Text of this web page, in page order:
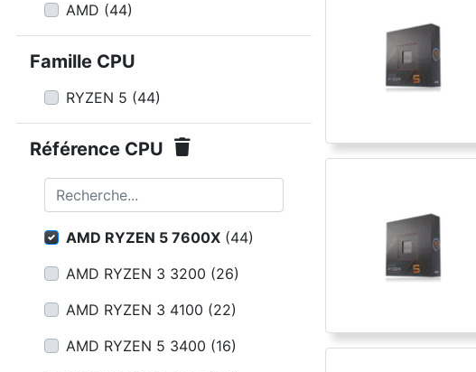
Contactez-nous
Conditions
Catégories
AMD (44)
Famille CPU
RYZEN 5 (44)
Référence CPU
Recherche...
AMD RYZEN 5 7600X (44)
AMD RYZEN 3 3200 (26)
AMD RYZEN 3 4100 (22)
AMD RYZEN 5 3400 (16)